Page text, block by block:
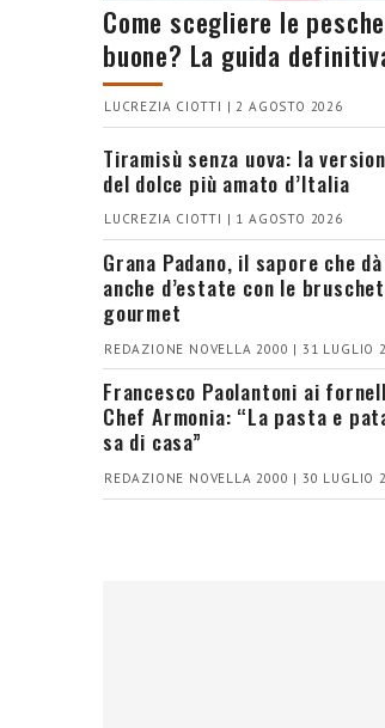
Come scegliere le
buone? La guida
LUCREZIA CIOTTI | 2 AGOSTO 2026
Tiramisù senza uova: la
del dolce più amato d’Italia
LUCREZIA CIOTTI | 1 AGOSTO 2026
Grana Padano, il sapore che
anche d’estate con le
gourmet
REDAZIONE NOVELLA 2000 | 31 LUGLIO
Francesco Paolantoni ai
Chef Armonia: “La pasta e
sa di casa”
REDAZIONE NOVELLA 2000 | 30 LUGLIO